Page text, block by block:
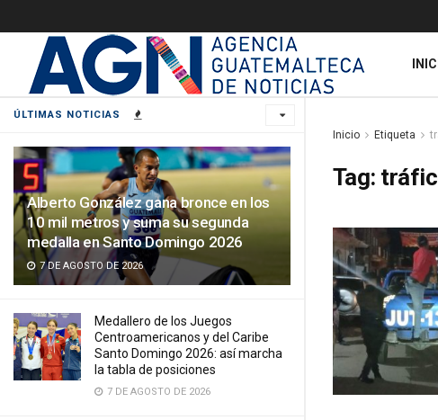
ÚLTIMAS NOTICIAS
Alberto González gana bronce en los
10 mil metros y suma su segunda
medalla en Santo Domingo 2026
7 DE AGOSTO DE 2026
Medallero de los Juegos
Centroamericanos y del Caribe
Santo Domingo 2026: así marcha
la tabla de posiciones
7 DE AGOSTO DE 2026
Inicio Etiqueta
Tag: